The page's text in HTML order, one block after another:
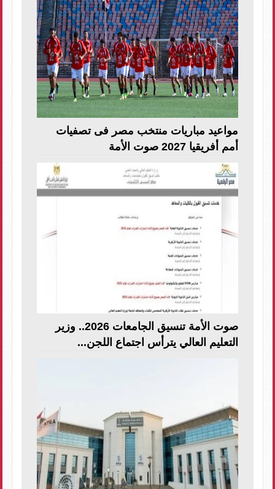
مواعيد مباريات منتخب مصر فى تصفيات
أمم أفريقيا 2027 صوت الأمة
صوت الأمة تنسيق الجامعات 2026.. وزير
التعليم العالي يترأس اجتماع اللجن...